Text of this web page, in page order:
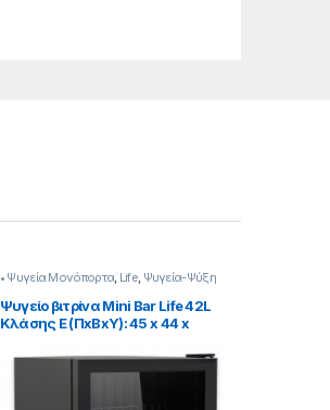
• Ψυγεία Μονόπορτα, Life, Ψυγεία-Ψύξη
Ψυγείο βιτρίνα Mini Bar Life 42L
Κλάσης E (ΠxΒxΥ): 45 x 44 x